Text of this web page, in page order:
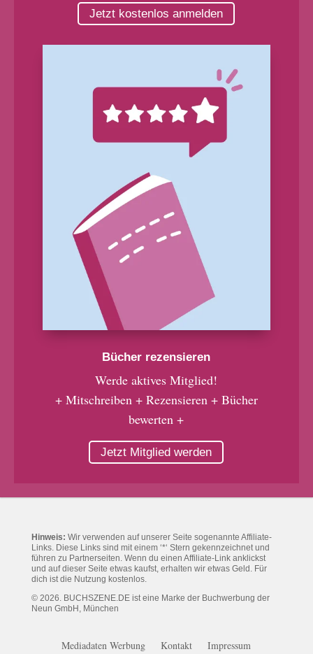
Jetzt kostenlos anmelden
Bücher rezensieren
Werde aktives Mitglied!
+ Mitschreiben + Rezensieren + Bücher
bewerten +
Jetzt Mitglied werden
Hinweis: Wir verwenden auf unserer Seite sogenannte Affiliate-
Links. Diese Links sind mit einem ‘*‘ Stern gekennzeichnet und
führen zu Partnerseiten. Wenn du einen Affiliate-Link anklickst
und auf dieser Seite etwas kaufst, erhalten wir etwas Geld. Für
dich ist die Nutzung kostenlos.
© 2026. BUCHSZENE.DE ist eine Marke der Buchwerbung der
Neun GmbH, München
Mediadaten Werbung Kontakt Impressum